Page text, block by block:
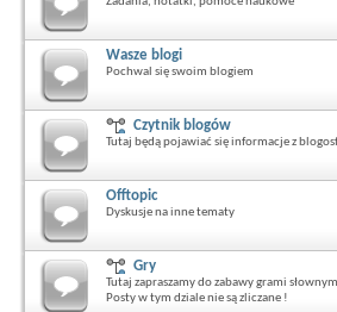
Wasze blogi
Pochwal się swoim blogiem
Czytnik blogów
Tutaj będą pojawiać się informacje z
Offtopic
Dyskusje na inne tematy
Gry
Tutaj zapraszamy do zabawy grami
Posty w tym dziale nie są zliczane !